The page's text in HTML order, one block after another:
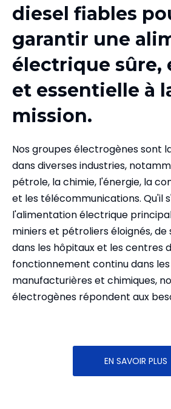
diesel fiables
garantir une
électrique sûre,
et essentielle à
mission.
Nos groupes électrogènes sont
dans diverses industries,
pétrole, la chimie, l'énergie, la
et les télécommunications. Qu'il
l'alimentation électrique
miniers et pétroliers éloignés,
dans les hôpitaux et les centres
fonctionnement continu dans les
manufacturières et chimiques,
électrogènes répondent aux
EN SAVOIR PLUS